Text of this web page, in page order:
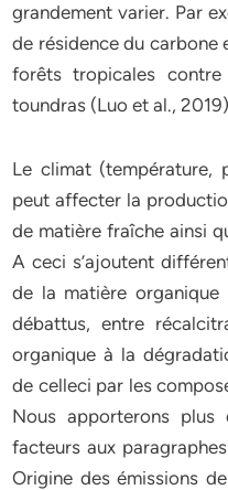
grandement varier. Par
de résidence du carbone
forêts tropicales
toundras (Luo et al.,
Le climat (température,
peut affecter la
de matière fraîche ainsi
A ceci s’ajoutent
de la matière
débattus, entre
organique à la
de celleci par les
Nous apporterons
facteurs aux
Origine des émissions